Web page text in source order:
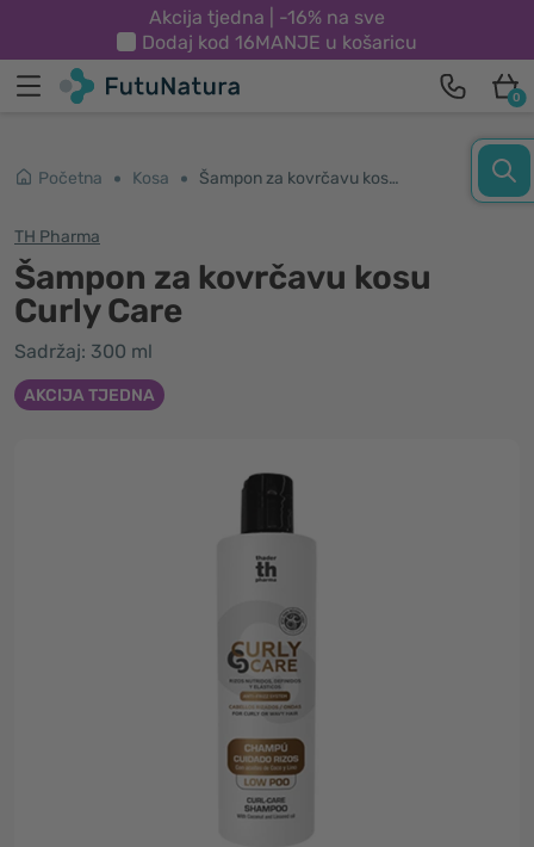
Akcija tjedna | -16% na sve
Dodaj kod 16MANJE u košaricu
0
Početna Kosa Šampon za kovrčavu kosu Curly Care
TH Pharma
Šampon za kovrčavu kosu
Curly Care
Sadržaj: 300 ml
AKCIJA TJEDNA